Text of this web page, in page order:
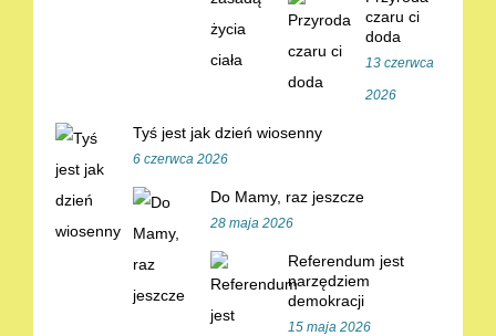
czaru ci
doda
13 czerwca
2026
Tyś jest jak dzień wiosenny
6 czerwca 2026
Do Mamy, raz jeszcze
28 maja 2026
Referendum jest
narzędziem
demokracji
15 maja 2026